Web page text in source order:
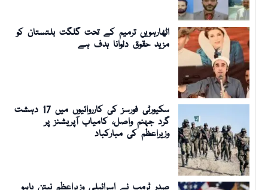
اٹھارہویں ترمیم کے تحت گلگت بلتستان کو
مزید حقوق دلوانا ہدف ہے
سکیورٹی فورسز کی کارروائیوں میں 17 دہشت
گرد جہنم واصل، کامیاب آپریشنز پر
وزیراعظم کی مبارکباد